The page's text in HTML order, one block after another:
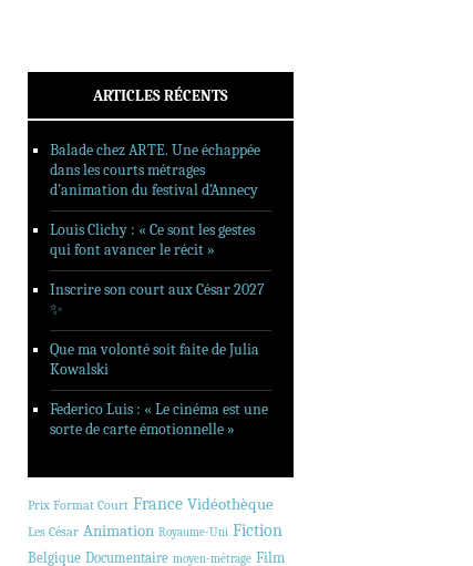
ARTICLES RÉCENTS
Balade chez ARTE. Une échappée
dans les courts métrages
d’animation du festival d’Annecy
Louis Clichy : « Ce sont les gestes
qui font avancer le récit »
Inscrire son court aux César 2027
✨
Que ma volonté soit faite de Julia
Kowalski
Federico Luis : « Le cinéma est une
sorte de carte émotionnelle »
Prix Format Court France Vidéothèque
Les César Animation Royaume-Uni Fiction
Belgique Documentaire moyen-métrage Film